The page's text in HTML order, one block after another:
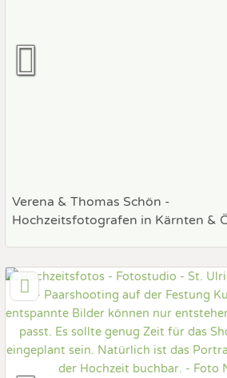
Verena & Thomas Schön -
Hochzeitsfotografen in Kärnten &
144,5 km(Entfernung von St. Ulrich)
9871 Seeboden, Kärnten, Österreich
Art des Shootings:
Prewedding
Hochzeits Shooting
Fotobox mit Zubehör